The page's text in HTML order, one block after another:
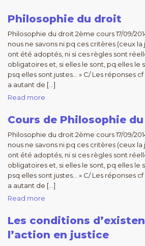
Philosophie du droit
Philosophie du droit 2ème cours 17/09/
nous ne savons ni pq ces critères (ceux la
ont été adoptés, ni si ces règles sont
obligatoires et, si elles le sont, pq elles le
psq elles sont justes… » C/ Les réponses
a autant de […]
Read more
Cours de Philosophie
Philosophie du droit 2ème cours 17/09/
nous ne savons ni pq ces critères (ceux la
ont été adoptés, ni si ces règles sont
obligatoires et, si elles le sont, pq elles le
psq elles sont justes… » C/ Les réponses
a autant de […]
Read more
Les conditions
l’action en justice